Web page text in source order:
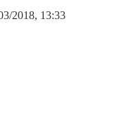
2018, 13:33